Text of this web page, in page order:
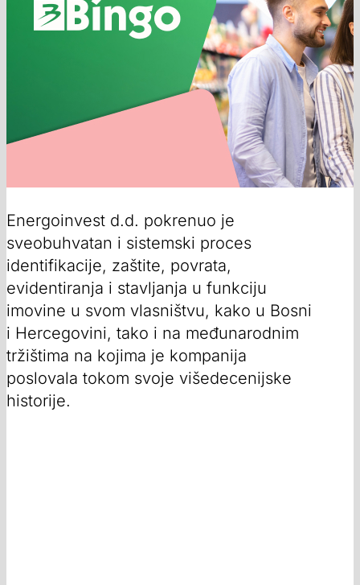
Energoinvest d.d. pokrenuo je
sveobuhvatan i sistemski proces
identifikacije, zaštite, povrata,
evidentiranja i stavljanja u funkciju
imovine u svom vlasništvu, kako u Bosni
i Hercegovini, tako i na međunarodnim
tržištima na kojima je kompanija
poslovala tokom svoje višedecenijske
historije.